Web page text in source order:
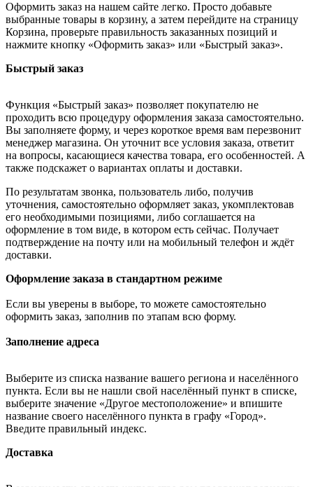
Оформить заказ на нашем сайте легко. Просто добавьте
выбранные товары в корзину, а затем перейдите на страницу
Корзина, проверьте правильность заказанных позиций и
нажмите кнопку «Оформить заказ» или «Быстрый заказ».
Быстрый заказ
Функция «Быстрый заказ» позволяет покупателю не
проходить всю процедуру оформления заказа самостоятельно.
Вы заполняете форму, и через короткое время вам перезвонит
менеджер магазина. Он уточнит все условия заказа, ответит
на вопросы, касающиеся качества товара, его особенностей. А
также подскажет о вариантах оплаты и доставки.
По результатам звонка, пользователь либо, получив
уточнения, самостоятельно оформляет заказ, укомплектовав
его необходимыми позициями, либо соглашается на
оформление в том виде, в котором есть сейчас. Получает
подтверждение на почту или на мобильный телефон и ждёт
доставки.
Оформление заказа в стандартном режиме
Если вы уверены в выборе, то можете самостоятельно
оформить заказ, заполнив по этапам всю форму.
Заполнение адреса
Выберите из списка название вашего региона и населённого
пункта. Если вы не нашли свой населённый пункт в списке,
выберите значение «Другое местоположение» и впишите
название своего населённого пункта в графу «Город».
Введите правильный индекс.
Доставка